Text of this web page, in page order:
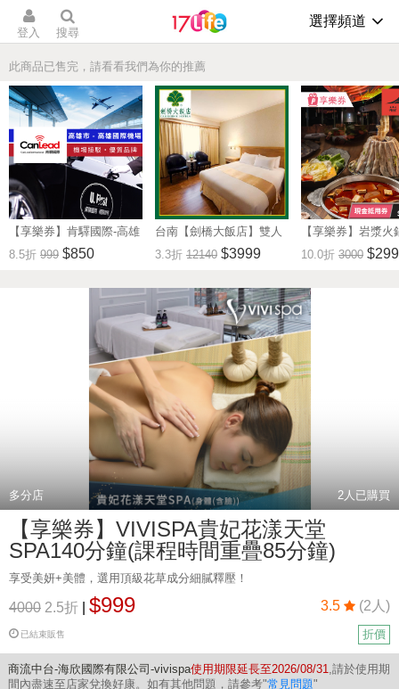
登入 搜尋
選擇頻道
此商品已售完，請看看我們為你的推薦
【享樂券】肯驛國際-高雄
市，高雄國際機場接駁
8.5折 999 $850
台南【劍橋大飯店】雙人
住宿券買一送一/贈送下午
茶點+古蹟門票(MO)
3.3折 12140 $3999
【享樂券】岩漿火
抵用券3000元(一
10.0折 3000
多分店 2人已購買
【享樂券】VIVISPA貴妃花漾天堂
SPA140分鐘(課程時間重疊85分鐘)
享受美妍+美體，選用頂級花草成分細膩釋壓！
4000 2.5折 $999 3.5 (2人)
已結束販售 折價
商流中台-海欣國際有限公司-vivispa使用期限延長至2026/08/31,請於使用期
間內盡速至店家兌換好康。如有其他問題，請參考"常見問題"